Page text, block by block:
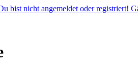
bist nicht angemeldet oder registriert!